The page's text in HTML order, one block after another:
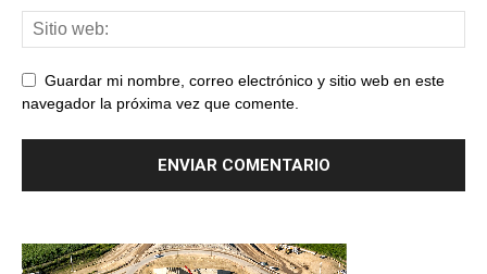
Guardar mi nombre, correo electrónico y sitio web en este
navegador la próxima vez que comente.